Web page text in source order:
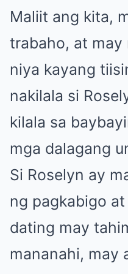
Maliit ang kita,
trabaho, at may
niya kayang
nakilala si
kilala sa
mga dalagang
Si Roselyn ay
ng pagkabigo
dating may
mananahi, may